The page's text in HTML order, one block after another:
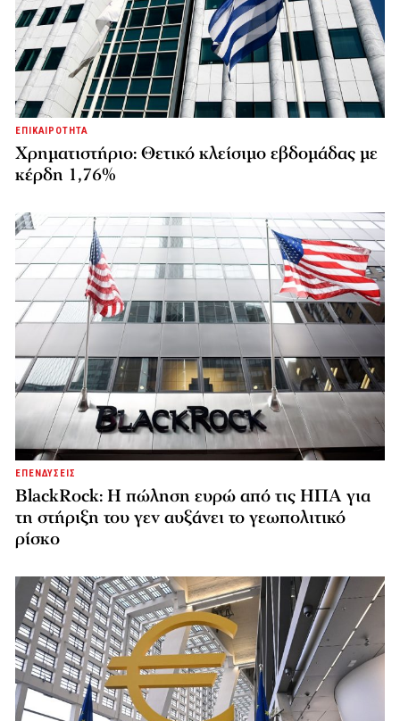
ΕΠΙΚΑΙΡΟΤΗΤΑ
Χρηματιστήριο: Θετικό κλείσιμο εβδομάδας με
κέρδη 1,76%
ΕΠΕΝΔΥΣΕΙΣ
BlackRock: Η πώληση ευρώ από τις ΗΠΑ για
τη στήριξη του γεν αυξάνει το γεωπολιτικό
ρίσκο